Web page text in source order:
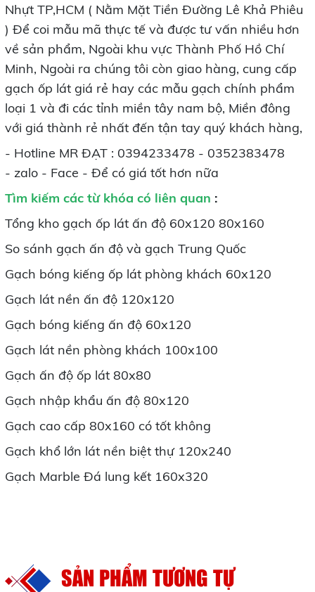
Nhựt TP,HCM ( Nằm Mặt Tiền Đường Lê Khả Phiêu
) Để coi mẫu mã thực tế và được tư vấn nhiều hơn
về sản phẩm, Ngoài khu vực Thành Phố Hồ Chí
Minh, Ngoài ra chúng tôi còn giao hàng, cung cấp
gạch ốp lát giá rẻ hay các mẫu gạch chính phẩm
loại 1 và đi các tỉnh miền tây nam bộ, Miền đông
với giá thành rẻ nhất đến tận tay quý khách hàng,
- Hotline MR ĐẠT : 0394233478 - 0352383478
- zalo - Face - Để có giá tốt hơn nữa
Tìm kiếm các từ khóa có liên quan :
Tổng kho gạch ốp lát ấn độ 60x120 80x160
So sánh gạch ấn độ và gạch Trung Quốc
Gạch bóng kiếng ốp lát phòng khách 60x120
Gạch lát nền ấn độ 120x120
Gạch bóng kiếng ấn độ 60x120
Gạch lát nền phòng khách 100x100
Gạch ấn độ ốp lát 80x80
Gạch nhập khẩu ấn độ 80x120
Gạch cao cấp 80x160 có tốt không
Gạch khổ lớn lát nền biệt thự 120x240
Gạch Marble Đá lung kết 160x320
SẢN PHẨM TƯƠNG TỰ